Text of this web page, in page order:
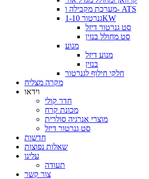
מערכת מקבילה ו- ATS
גנרטור 1-10KW
סט גנרטור דיזל
סט מחולל בנזין
מנוע
מנוע דיזל
בנזין
חלקי חילוף לגנרטור
מקרה מצליח
וידאו
חדר קולי
מכונת קרח
מוצרי אנרגיה סולרית
סט גנרטור דיזל
חדשות
שאלות נפוצות
עלינו
תעודה
צור קשר